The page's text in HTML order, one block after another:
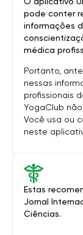
Estas
Jornal
Ciências.
pode conter
informações
médica
Portanto,
nessas
profissionais
YogaClub
Você usa ou
neste